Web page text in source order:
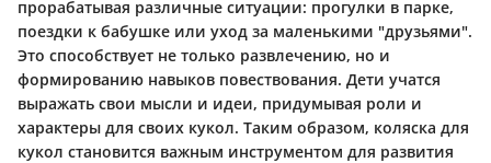
прорабатывая различные ситуации: прогулки в парке,
поездки к бабушке или уход за маленькими "друзьями".
Это способствует не только развлечению, но и
формированию навыков повествования. Дети учатся
выражать свои мысли и идеи, придумывая роли и
характеры для своих кукол. Таким образом, коляска для
кукол становится важным инструментом для развития